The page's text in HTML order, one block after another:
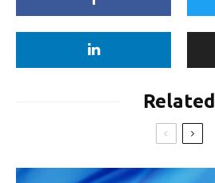
Related